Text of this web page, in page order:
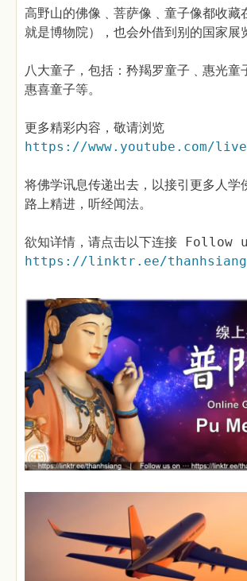
高野山的佛像﹑菩萨像﹑童子像都收藏
就是博物院），也会外借到别的国家展
八大童子，包括：矜羯罗童子﹑惠光童
惠喜童子等。
更多精彩内容，敬请浏览
https://www.youtube.com/
将佛学讯息传递出去，以接引更多人学
路上精进，听经闻法。
欲知详情，请点击以下连接 Follow
https://linktr.ee/thanhsiang